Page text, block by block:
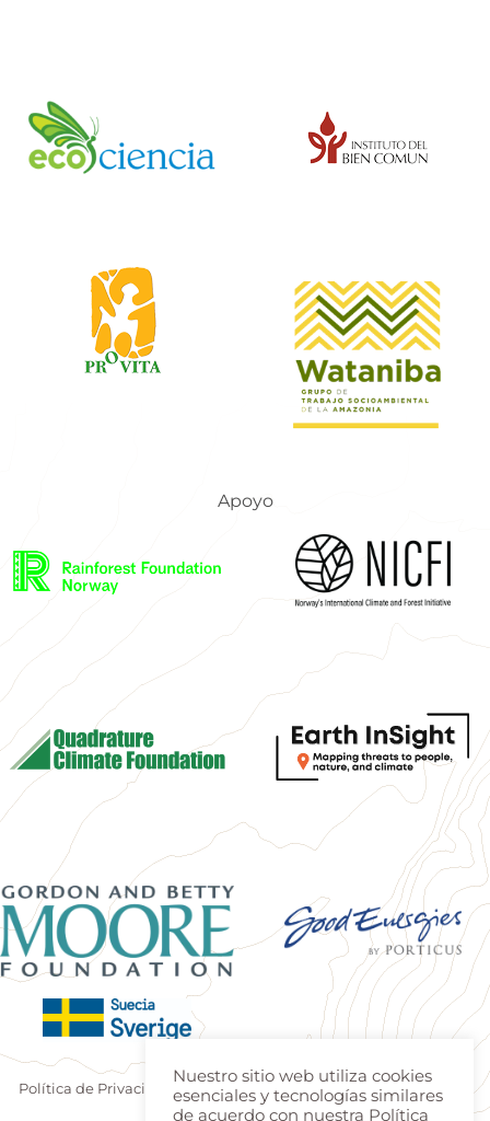
Apoyo
Política de Privacidad Terminos de uso | Produzido por
Teca|Login
Nuestro sitio web utiliza cookies
esenciales y tecnologías similares
de acuerdo con nuestra Política